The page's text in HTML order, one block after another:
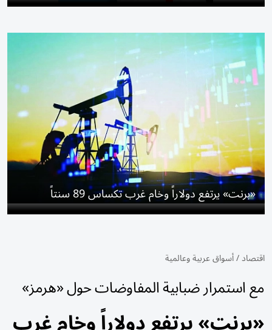
«برنت» يرتفع دولاراً وخام ​غرب تكساس 89 سنتاً
اقتصاد/أسواق عربية وعالمية
مع استمرار ضبابية المفاوضات حول «هرمز»